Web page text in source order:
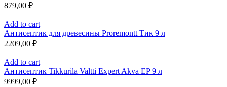
879,00 ₽
Add to cart
Антисептик для древесины Proremontt Тик 9 л
2209,00 ₽
Add to cart
Антисептик Tikkurila Valtti Expert Akva EP 9 л
9999,00 ₽